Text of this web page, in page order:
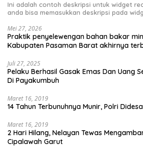
Ini adalah contoh deskripsi untuk widget
anda bisa memasukkan deskripsi pada
Mei 27, 2026
Praktik penyelewengan bahan bakar
Kabupaten Pasaman Barat akhirnya
Juli 27, 2025
Pelaku Berhasil Gasak Emas Dan Uang
Di Payakumbuh
Maret 16, 2019
14 Tahun Terbunuhnya Munir, Polri
Maret 16, 2019
2 Hari Hilang, Nelayan Tewas
Cipalawah Garut